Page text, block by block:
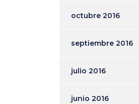
octubre 2016
septiembre 2016
julio 2016
junio 2016